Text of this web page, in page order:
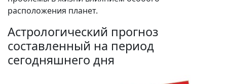
расположения планет.
Астрологический прогноз
составленный на период
сегодняшнего дня